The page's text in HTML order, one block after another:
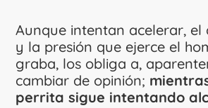
Aunque intentan acelerar,
y la presión que ejerce el
graba, los obliga a,
cambiar de opinión;
perrita sigue intentando